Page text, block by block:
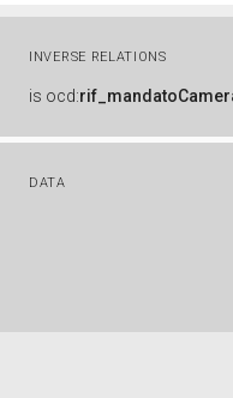
INVERSE RELATIONS
is ocd:
DATA